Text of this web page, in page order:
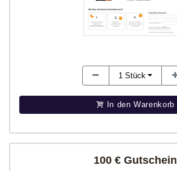
1 Stück
In den Warenkorb
100 € Gutschein